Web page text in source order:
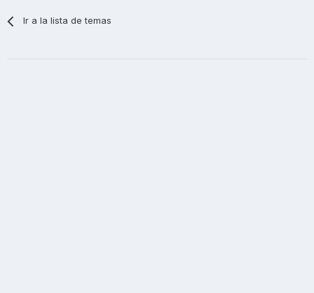
Ir a la lista de temas